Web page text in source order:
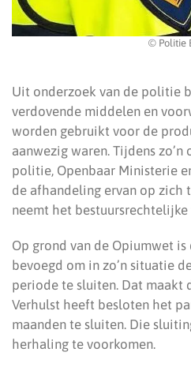
© Politie
Uit onderzoek van de politie
verdovende middelen en
worden gebruikt voor de
aanwezig waren. Tijdens
politie, Openbaar Ministerie
de afhandeling ervan op zich
neemt het
Op grond van de Opiumwet is
bevoegd om in zo’n situatie
periode te sluiten. Dat maakt
Verhulst heeft besloten het
maanden te sluiten. Die
herhaling te voorkomen.